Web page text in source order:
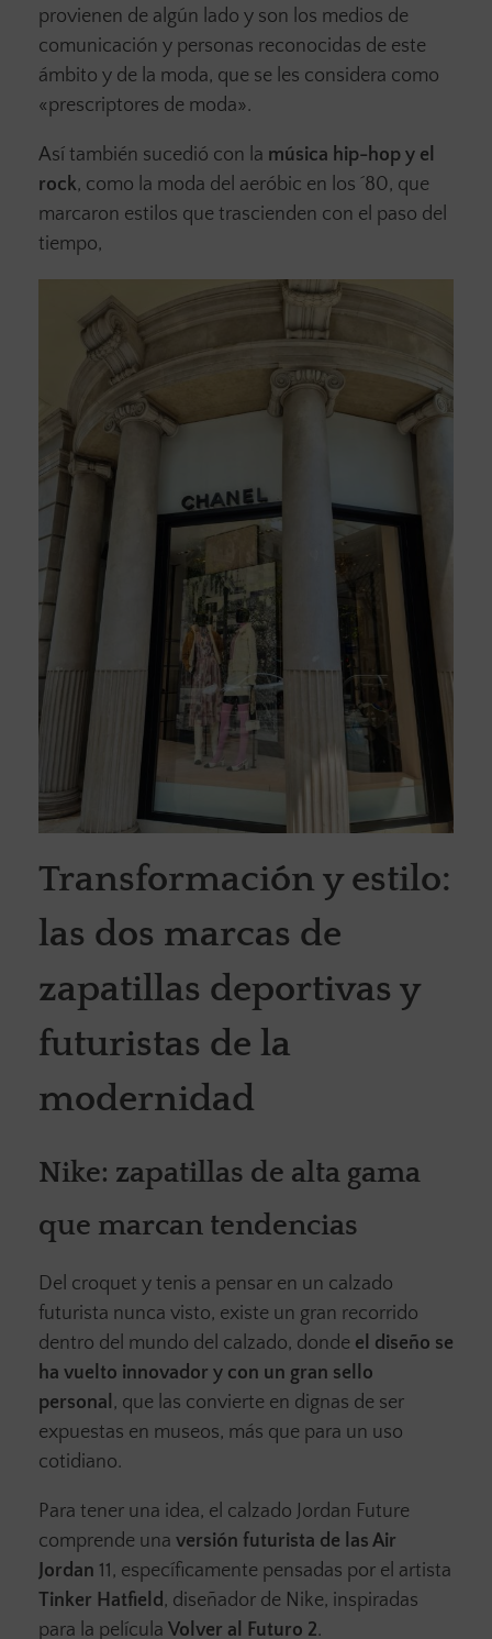
provienen de algún lado y son los medios de
comunicación y personas reconocidas de este
ámbito y de la moda, que se les considera como
«prescriptores de moda».
Así también sucedió con la música hip-hop y el
rock, como la moda del aeróbic en los ´80, que
marcaron estilos que trascienden con el paso del
tiempo,
Transformación y estilo:
las dos marcas de
zapatillas deportivas y
futuristas de la
modernidad
Nike: zapatillas de alta gama
que marcan tendencias
Del croquet y tenis a pensar en un calzado
futurista nunca visto, existe un gran recorrido
dentro del mundo del calzado, donde el diseño se
ha vuelto innovador y con un gran sello
personal , que las convierte en dignas de ser
expuestas en museos, más que para un uso
cotidiano.
Para tener una idea, el calzado Jordan Future
comprende una versión futurista de las Air
Jordan 11, específicamente pensadas por el artista
Tinker Hatfield, diseñador de Nike, inspiradas
para la película Volver al Futuro 2.